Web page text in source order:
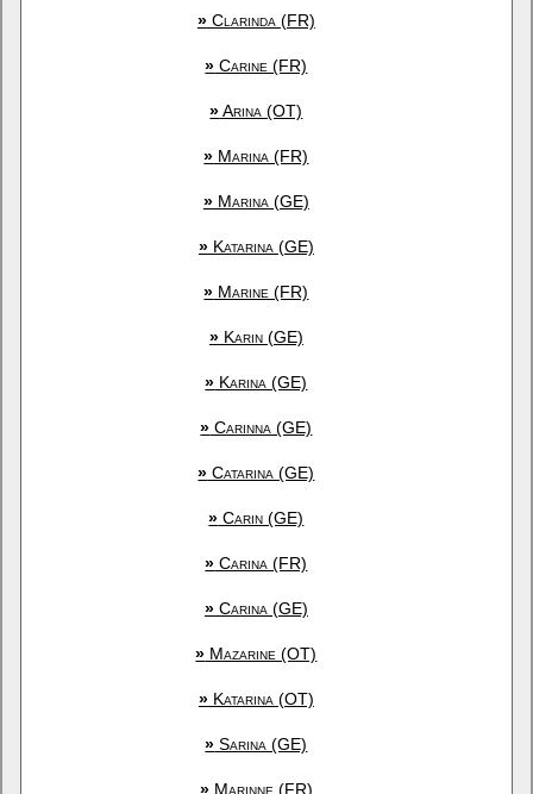
»Clarinda (FR)
» Carine (FR)
»Arina (OT)
» Marina (FR)
»Marina (GE)
»Katarina (GE)
» Marine (FR)
»Karin (GE)
» Karina (GE)
» Carinna (GE)
» Catarina (GE)
» Carin (GE)
» Carina (FR)
»Carina (GE)
» Mazarine (OT)
»Katarina (OT)
» Sarina (GE)
»Marinne (FR)